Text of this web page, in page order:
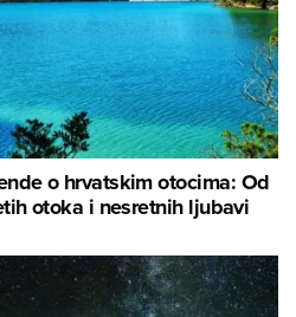
o hrvatskim otocima: Od
otoka i nesretnih ljubavi